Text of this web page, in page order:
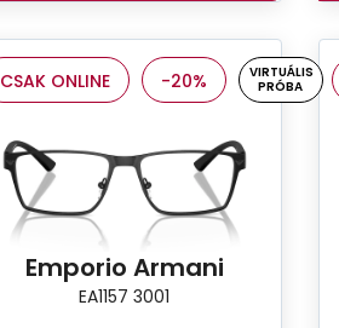
CSAK ONLINE -20%
VIRTUÁLIS
PRÓBA
Emporio Armani
EA1157 3001